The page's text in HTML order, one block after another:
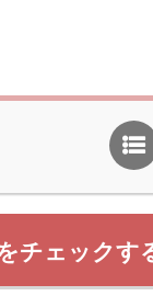
ェックす